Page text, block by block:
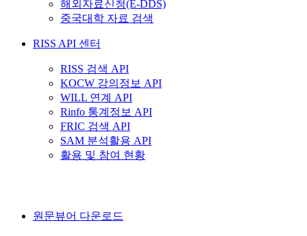
해외자료신청(E-DDS)
중국대학 자료 검색
RISS API 센터
RISS 검색 API
KOCW 강의정보 API
WILL 연계 API
Rinfo 통계정보 API
FRIC 검색 API
SAM 분석활용 API
활용 및 참여 현황
원문뷰어 다운로드